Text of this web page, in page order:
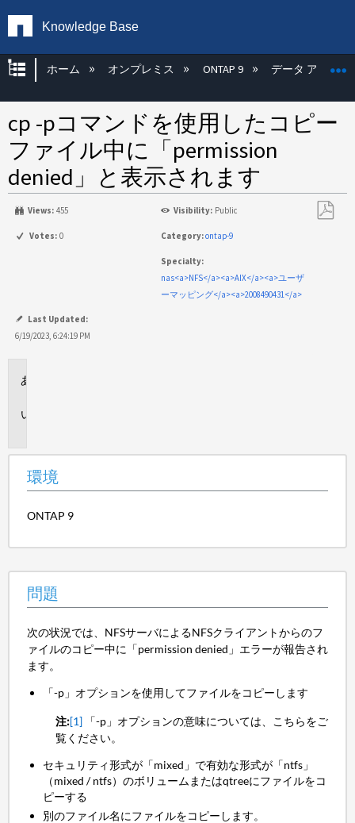
Knowledge Base
グローバル階層を展開/折りたたむ
ホーム オンプレミス ONTAP 9 データ アクセス
cp -pコマンドを使用したコピー
ファイル中に「permission
denied」と表示されます
Views: 455 Visibility: Public
Votes: 0 Category:ontap-9
Specialty:
nas<a>NFS</a><a>AIX</a><a>ユーザ
ーマッピング</a><a>2008490431</a>
Last Updated:
6/19/2023, 6:24:19 PM
環境
ONTAP 9
問題
次の状況では、NFSサーバによるNFSクライアントからのフ
ァイルのコピー中に「permission denied」エラーが報告され
ます。
「-p」オプションを使用してファイルをコピーします
注:[1]「-p」オプションの意味については、こちらをご
覧ください。
セキュリティ形式が「mixed」で有効な形式が「ntfs」
（mixed / ntfs）のボリュームまたはqtreeにファイルをコ
ピーする
別のファイル名にファイルをコピーします。